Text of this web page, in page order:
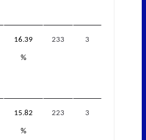
16.39
%
233 3
15.82
%
223 3